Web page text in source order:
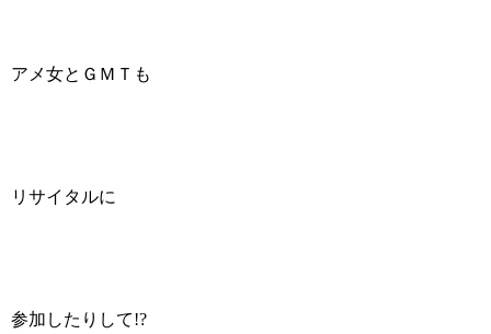
アメ女とＧＭＴも
リサイタルに
参加したりして!?